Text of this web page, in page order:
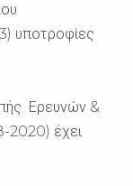
υποτροφίες
Ερευνών &
2020) έχει